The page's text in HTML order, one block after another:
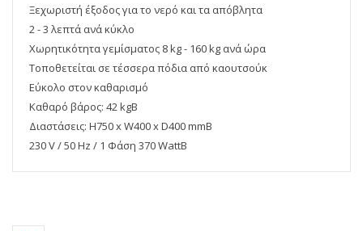
Ξεχωριστή έξοδος για το νερό και τα απόβλητα
2 - 3 λεπτά ανά κύκλο
Χωρητικότητα γεμίσματος 8 kg - 160 kg ανά ώρα
Τοποθετείται σε τέσσερα πόδια από καουτσούκ
Εύκολο στον καθαρισμό
Καθαρό βάρος: 42 kgΒ
Διαστάσεις: H750 x W400 x D400 mmΒ
230 V / 50 Hz / 1 Φάση 370 WattΒ